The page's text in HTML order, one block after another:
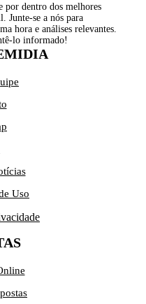
dentro dos melhores
Junte-se a nós para
hora e análises relevantes.
lo informado!
Uso